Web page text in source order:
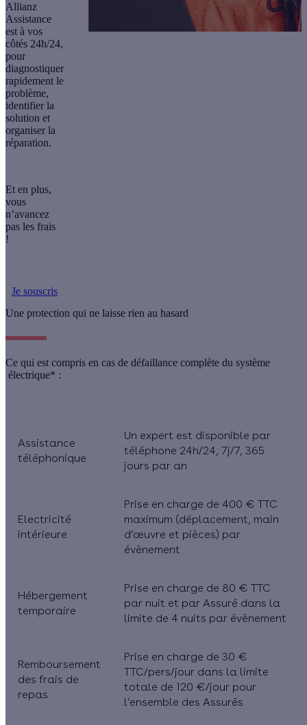
Allianz
Assistance
est à vos
côtés 24h/24,
pour
diagnostiquer
rapidement le
problème,
identifier la
solution et
organiser la
réparation.
Et en plus,
vous
n’avancez
pas les frais
!
Je souscris
Une protection qui ne laisse rien au hasard
Ce qui est compris en cas de défaillance complète du système
électrique* :
Assistance
téléphonique
Un expert est disponible par
téléphone 24h/24, 7j/7, 365
jours par an
Electricité
intérieure
Prise en charge de 400 € TTC
maximum (déplacement, main
d’œuvre et pièces) par
évènement
Hébergement
temporaire
Prise en charge de 80 € TTC
par nuit et par Assuré dans la
limite de 4 nuits par évènement
Remboursement
des frais de
repas
Prise en charge de 30 €
TTC/pers/jour dans la limite
totale de 120 €/jour pour
l’ensemble des Assurés